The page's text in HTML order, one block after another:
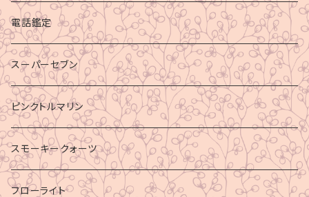
電話鑑定
スーパーセブン
ピンクトルマリン
スモーキークォーツ
フローライト